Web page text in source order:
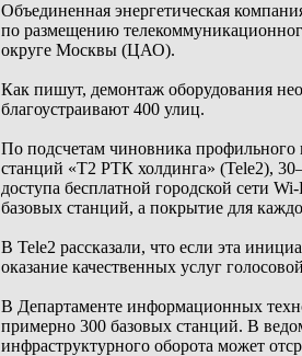
Объединенная энергетическая
по размещению
округе Москвы (ЦАО).
Как пишут, демонтаж оборудования
благоустраивают 400 улиц.
По подсчетам чиновника профильного
станций «Т2 РТК холдинга» (Tele2),
доступа бесплатной городской сети
базовых станций, а покрытие для
B Tele2 рассказали, что если эта
оказание качественных услуг
В Департаменте информационных
примерно 300 базовых станций. В
инфраструктурного оборота может